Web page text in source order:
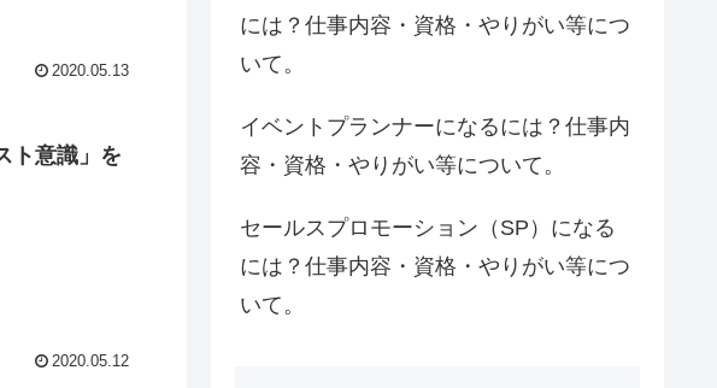
2020.05.13
ト意識」を
2020.05.12
には？仕事内容・資格・やりがい等につ
いて。
イベントプランナーになるには？仕事内
容・資格・やりがい等について。
セールスプロモーション（SP）になる
には？仕事内容・資格・やりがい等につ
いて。